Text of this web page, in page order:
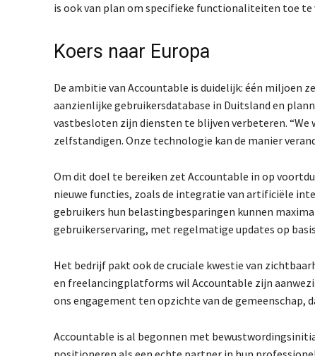
is ook van plan om specifieke functionaliteiten toe te
Koers naar Europa
De ambitie van Accountable is duidelijk: één miljoen
aanzienlijke gebruikersdatabase in Duitsland en
vastbesloten zijn diensten te blijven verbeteren.
zelfstandigen. Onze technologie kan de manier
Om dit doel te bereiken zet Accountable in op
nieuwe functies, zoals de integratie van artificiële
gebruikers hun belastingbesparingen kunnen
gebruikerservaring, met regelmatige updates op
Het bedrijf pakt ook de cruciale kwestie van
en freelancingplatforms wil Accountable zijn
ons engagement ten opzichte van de gemeenschap,
Accountable is al begonnen met